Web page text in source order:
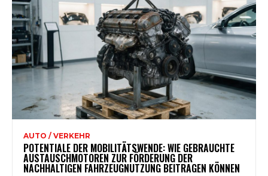
AUTO / VERKEHR
POTENTIALE DER MOBILITÄTSWENDE: WIE GEBRAUCHTE
AUSTAUSCHMOTOREN ZUR FÖRDERUNG DER
NACHHALTIGEN FAHRZEUGNUTZUNG BEITRAGEN KÖNNEN